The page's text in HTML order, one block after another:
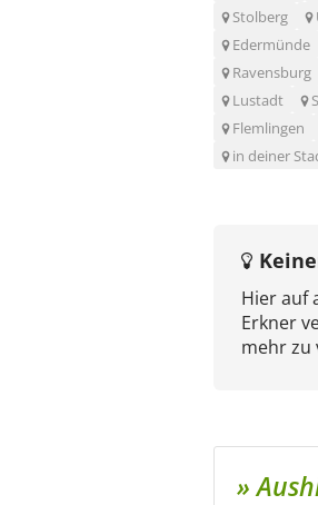
Stolberg
Edermünde
Ravensburg
Lustadt
Flemlingen
in deiner
Hier auf
Erkner
mehr zu
»